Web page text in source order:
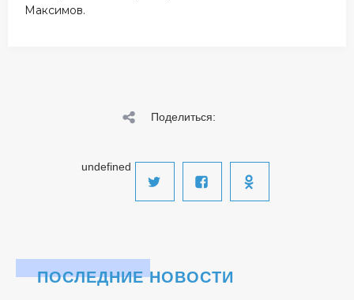
Максимов.
Поделиться:
undefined
ПОСЛЕДНИЕ НОВОСТИ